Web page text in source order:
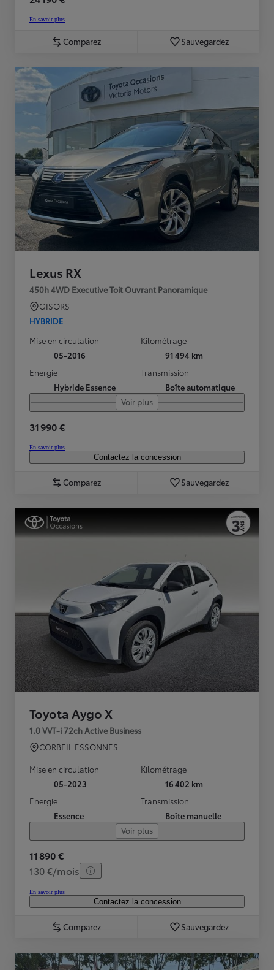
En savoir plus
Comparez Sauvegardez
Lexus RX
450h 4WD Executive Toit Ouvrant Panoramique
GISORS
HYBRIDE
Mise en circulation
05-2016
Kilométrage
91 494 km
Energie
Hybride Essence
Transmission
Boîte automatique
Voir plus
31 990 €
En savoir plus
Contactez la concession
Comparez Sauvegardez
Toyota Aygo X
1.0 VVT-i 72ch Active Business
CORBEIL ESSONNES
Mise en circulation
05-2023
Kilométrage
16 402 km
Energie
Essence
Transmission
Boîte manuelle
Voir plus
11 890 €
130 €/mois
En savoir plus
Contactez la concession
Comparez Sauvegardez